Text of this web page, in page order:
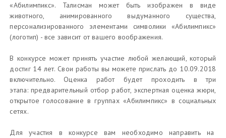
«Абилимпикс». Талисман может быть изображен в виде
животного, анимированного выдуманного существа,
персонализированного элементами символики «Абилимпикс»
(логотип) - все зависит от вашего воображения.
В конкурсе может принять участие любой желающий, который
достиг 14 лет. Свои работы вы можете прислать до 10.09.2018
включительно. Оценка работ будет проходить в три
этапа: предварительный отбор работ, экспертная оценка жюри,
открытое голосование в группах «Абилимпикс» в социальных
сетях.
Для участия в конкурсе вам необходимо направить на